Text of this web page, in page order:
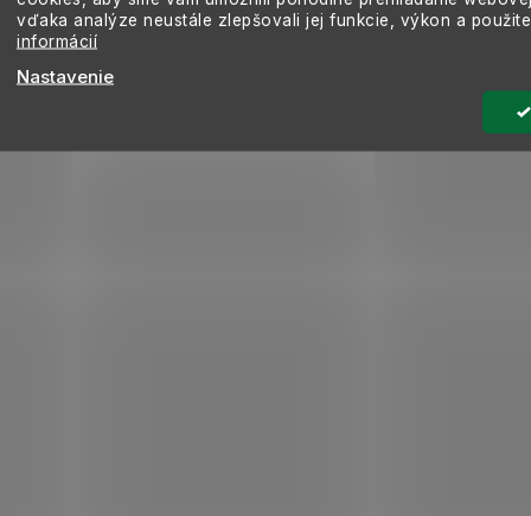
vďaka analýze neustále zlepšovali jej funkcie, výkon a
informácií
Nastavenie